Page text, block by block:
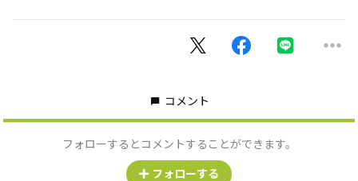
コメント
フォローするとコメントすることができます。
フォローする